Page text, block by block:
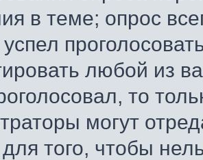
в теме; опрос
успел
любой из
то
могут
того, чтобы